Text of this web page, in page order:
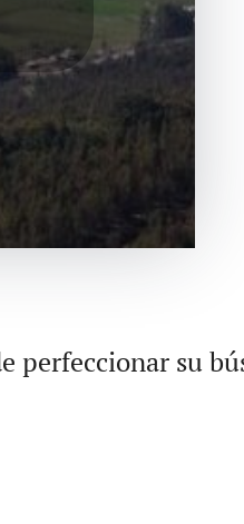
perfeccionar su